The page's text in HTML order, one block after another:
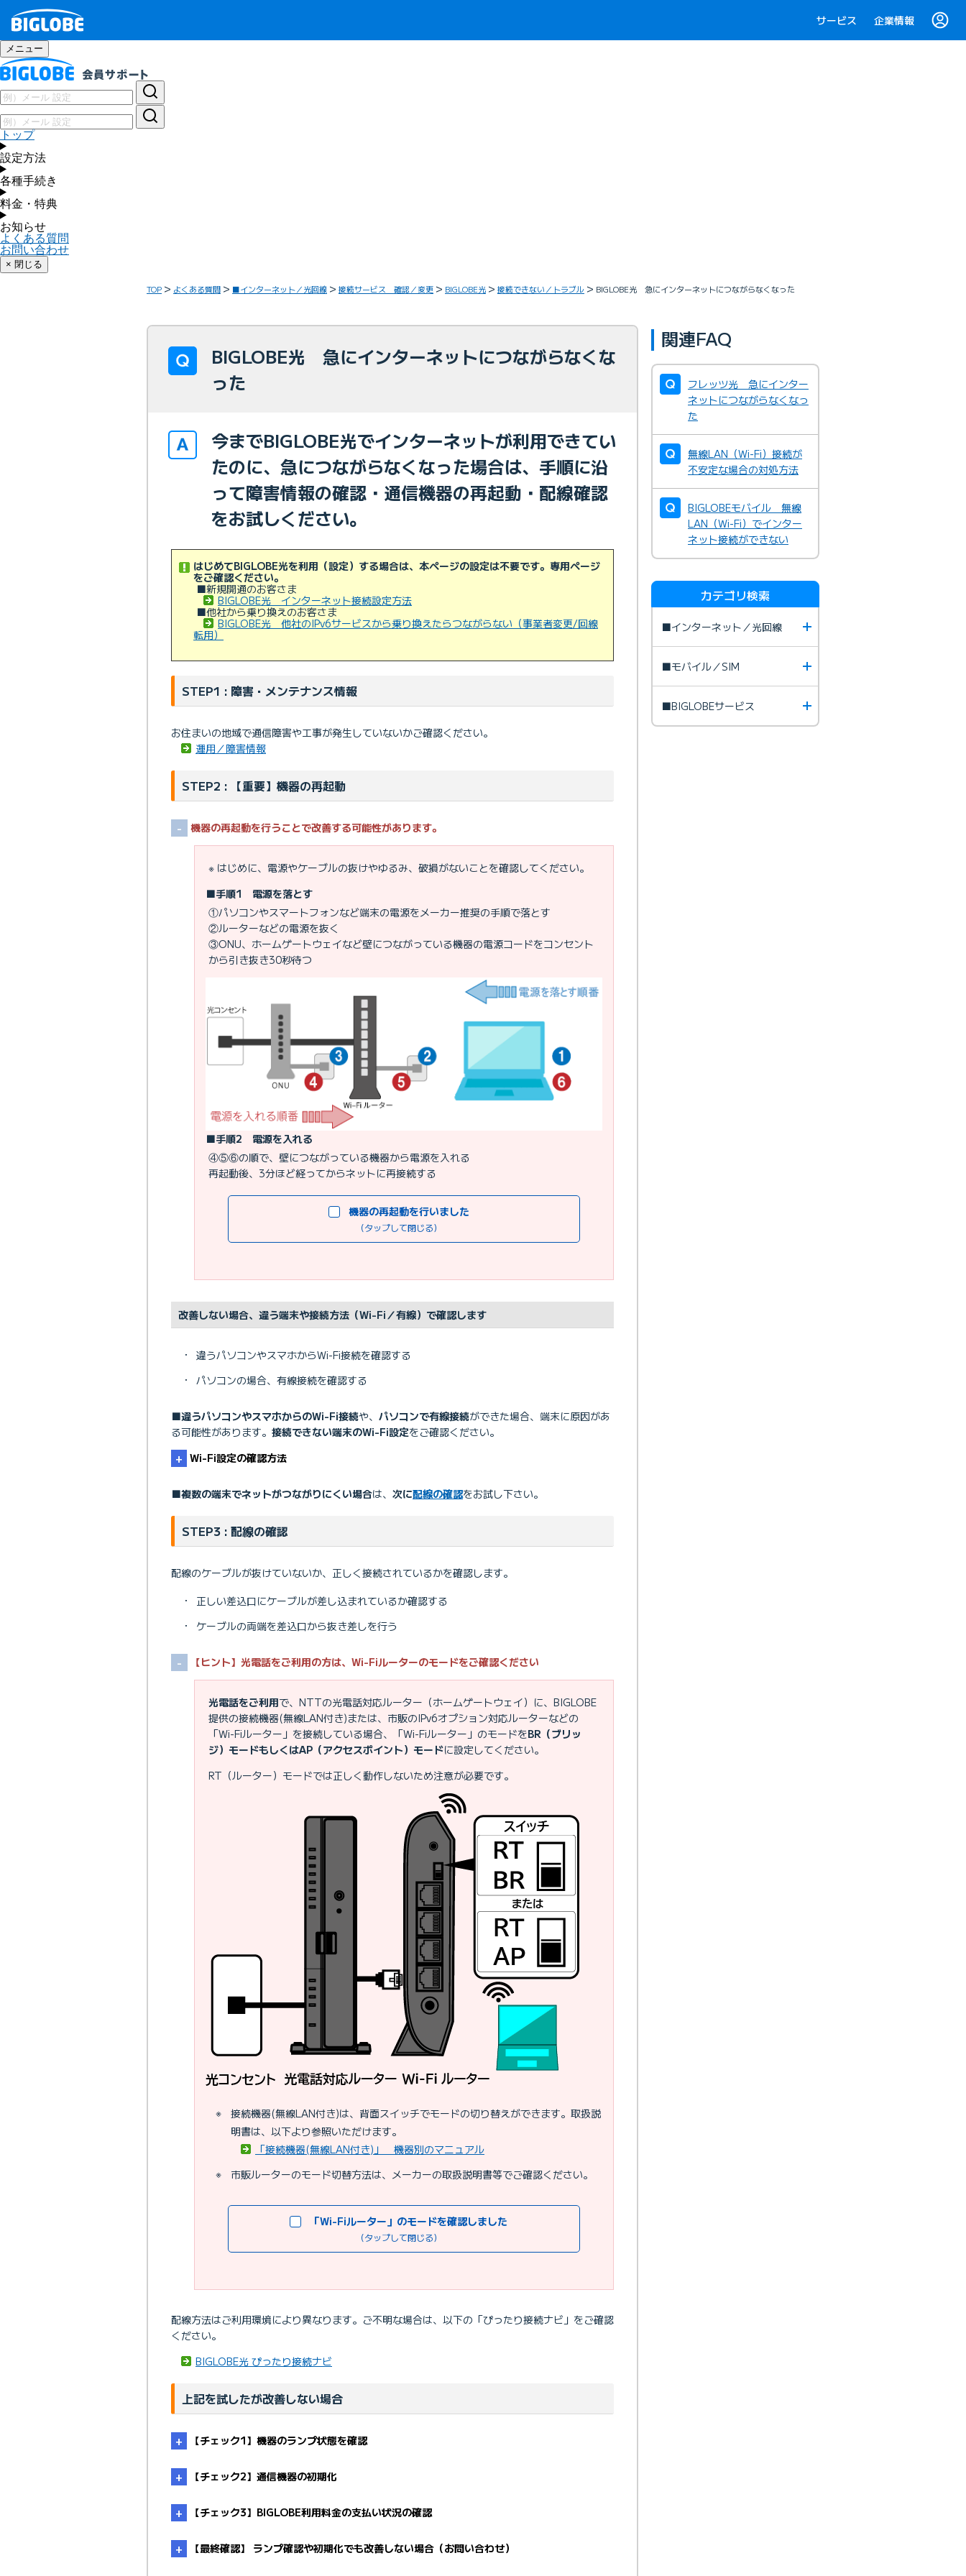
サービス 企業情報
メニュー
トップ
設定方法
各種手続き
料金・特典
お知らせ
よくある質問
お問い合わせ
× 閉じる
TOP よくある質問 ■インターネット／光回線 接続サービス 確認／変更 BIGLOBE光 接続できない／トラブル BIGLOBE光 急にインターネットにつながらなくなった
BIGLOBE光 急にインターネットにつながらなくな
った
今までBIGLOBE光でインターネットが利用できてい
たのに、急につながらなくなった場合は、手順に沿
って障害情報の確認・通信機器の再起動・配線確認
をお試しください。
はじめてBIGLOBE光を利用（設定）する場合は、本ページの設定は不要です。専用ページ
をご確認ください。
■新規開通のお客さま
BIGLOBE光 インターネット接続設定方法
■他社から乗り換えのお客さま
BIGLOBE光 他社のIPv6サービスから乗り換えたらつながらない（事業者変更/回線
転用）
STEP1 : 障害・メンテナンス情報
お住まいの地域で通信障害や工事が発生していないかご確認ください。
運用／障害情報
STEP2 : 【重要】機器の再起動
機器の再起動を行うことで改善する可能性があります。
※ はじめに、電源やケーブルの抜けやゆるみ、破損がないことを確認してください。
■手順1 電源を落とす
①パソコンやスマートフォンなど端末の電源をメーカー推奨の手順で落とす
②ルーターなどの電源を抜く
③ONU、ホームゲートウェイなど壁につながっている機器の電源コードをコンセント
から引き抜き30秒待つ
■手順2 電源を入れる
④⑤⑥の順で、壁につながっている機器から電源を入れる
再起動後、3分ほど経ってからネットに再接続する
機器の再起動を行いました
（タップして閉じる）
改善しない場合、違う端末や接続方法（Wi-Fi／有線）で確認します
・
違うパソコンやスマホからWi-Fi接続を確認する
・
パソコンの場合、有線接続を確認する
■違うパソコンやスマホからのWi-Fi接続や、 パソコンで有線接続ができた場合、端末に原因があ
る可能性があります。 接続できない端末のWi-Fi設定をご確認ください。
Wi-Fi設定の確認方法
無線LAN(Wi-Fi)の設定をしたい
無線LAN（Wi-Fi）接続が不安定な場合の対処方法
■複数の端末でネットがつながりにくい場合は、 次に配線の確認をお試し下さい。
STEP3 : 配線の確認
配線のケーブルが抜けていないか、正しく接続されているかを確認します。
・
正しい差込口にケーブルが差し込まれているか確認する
・
ケーブルの両端を差込口から抜き差しを行う
【ヒント】光電話をご利用の方は、Wi-Fiルーターのモードをご確認ください
光電話をご利用で、NTTの光電話対応ルーター（ホームゲートウェイ）に、BIGLOBE
提供の接続機器(無線LAN付き)または、市販のIPv6オプション対応ルーターなどの
「Wi-Fiルーター」を接続している場合、「Wi-Fiルーター」のモードをBR（ブリッ
ジ）モードもしくはAP（アクセスポイント）モードに設定してください。
RT（ルーター）モードでは正しく動作しないため注意が必要です。
※
接続機器(無線LAN付き)は、背面スイッチでモードの切り替えができます。取扱説
明書は、以下より参照いただけます。
「接続機器(無線LAN付き)」 機器別のマニュアル
※
市販ルーターのモード切替方法は、メーカーの取扱説明書等でご確認ください。
「Wi-Fiルーター」のモードを確認しました
（タップして閉じる）
配線方法はご利用環境により異なります。ご不明な場合は、以下の「ぴったり接続ナビ」をご確認
ください。
BIGLOBE光 ぴったり接続ナビ
上記を試したが改善しない場合
【チェック1】機器のランプ状態を確認
【チェック2】通信機器の初期化
【チェック3】BIGLOBE利用料金の支払い状況の確認
【最終確認】 ランプ確認や初期化でも改善しない場合（お問い合わせ）
関連FAQ
フレッツ光 急にインター
ネットにつながらなくなっ
た
無線LAN（Wi-Fi）接続が
不安定な場合の対処方法
BIGLOBEモバイル 無線
LAN（Wi-Fi）でインター
ネット接続ができない
カテゴリ検索
■インターネット／光回線
■モバイル／SIM
■BIGLOBEサービス